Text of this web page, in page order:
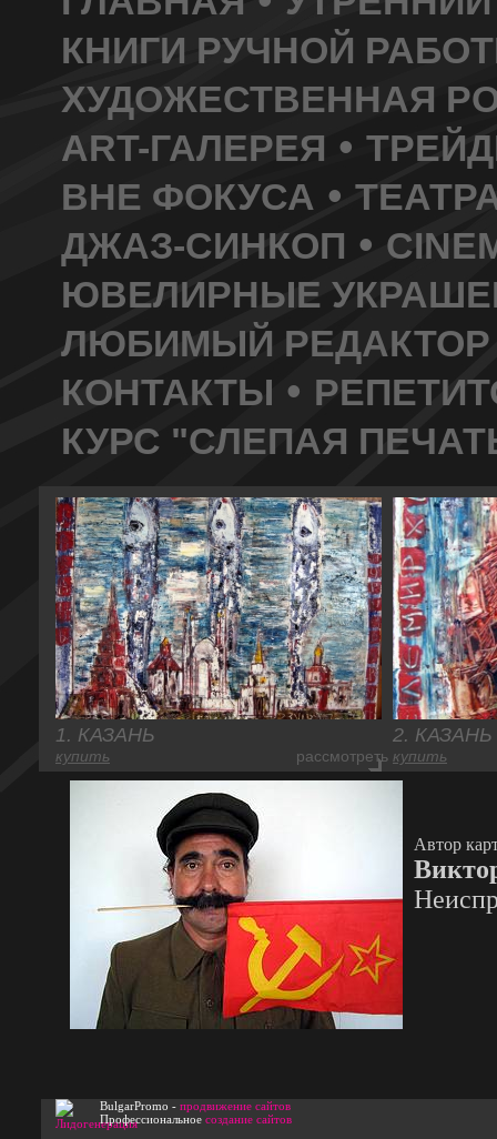
КНИГИ РУЧНОЙ
ХУДОЖЕСТВЕННАЯ
ART-ГАЛЕРЕЯ •
ВНЕ ФОКУСА •
ДЖАЗ-СИНКОП •
ЮВЕЛИРНЫЕ
ЛЮБИМЫЙ РЕДАКТОР
КОНТАКТЫ •
КУРС "СЛЕПАЯ
1. КАЗАНЬ
купить рассмотреть
2. КАЗАНЬ
купить
Автор
BulgarPromo - продвижение сайтов
Профессиональное создание сайтов